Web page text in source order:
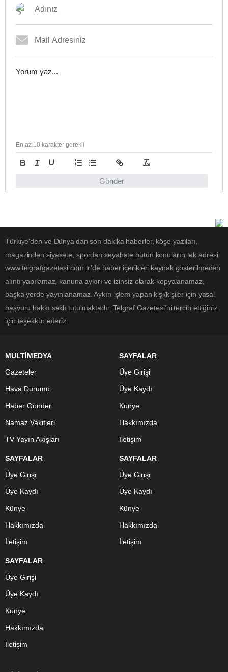
Gönder
En az 10 karakter gerekli
Türkiye'den ve Dünya’dan son dakika haberler, köşe yazıları,
magazinden siyasete, spordan seyahate bütün konuların tek adresi
www.telgrafgazetesi.com.tr’de haber içerikleri kaynak gösterilmeden
alıntı yapılamaz, kanuna aykırı ve izinsiz olarak kopyalanamaz,
başka yerde yayınlanamaz. Aykırı işlem yapan kişi/kişiler için yasal
başvuru hakkı saklı tutulmaktadır. Telgraf Gazetesi’ni tercih ettiğiniz
için teşekkür ederiz.
MULTİMEDYA
Gazeteler
Hava Durumu
Haber Gönder
Namaz Vakitleri
TV Yayın Akışları
SAYFALAR
Üye Girişi
Üye Kaydı
Künye
Hakkımızda
İletişim
SAYFALAR
Üye Girişi
Üye Kaydı
Künye
Hakkımızda
İletişim
SAYFALAR
Üye Girişi
Üye Kaydı
Künye
Hakkımızda
İletişim
SAYFALAR
Üye Girişi
Üye Kaydı
Künye
Hakkımızda
İletişim